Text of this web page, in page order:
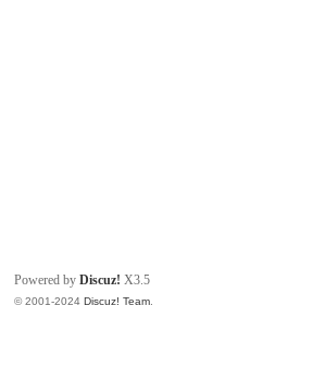
Powered byDiscuz! X3.5
© 2001-2024Discuz! Team